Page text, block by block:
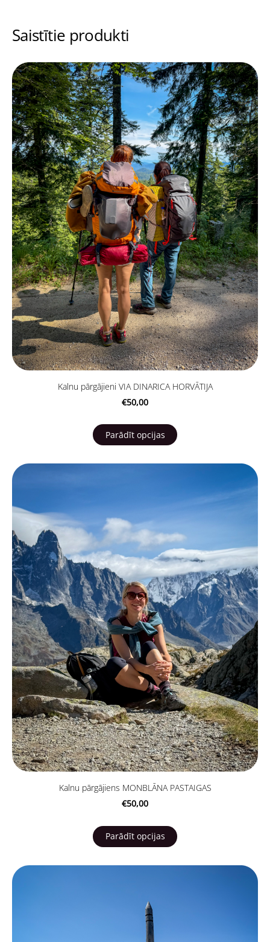
Saistītie produkti
Kalnu pārgājieni VIA DINARICA HORVĀTIJA
€50,00
Parādīt opcijas
Kalnu pārgājiens MONBLĀNA PASTAIGAS
€50,00
Parādīt opcijas